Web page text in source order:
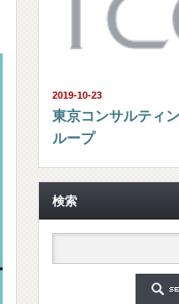
2019-10-23
東京コンサルティ
ループ
検索